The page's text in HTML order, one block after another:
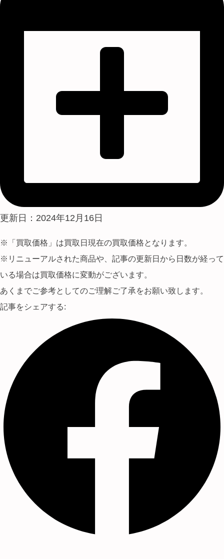
更新日：2024年12月16日
※「買取価格」は買取日現在の買取価格となります。
※リニューアルされた商品や、記事の更新日から日数が経って
いる場合は買取価格に変動がございます。
あくまでご参考としてのご理解ご了承をお願い致します。
記事をシェアする: